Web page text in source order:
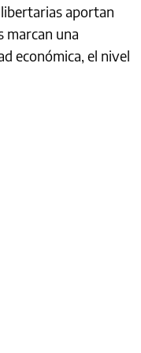
aportan
marcan una
económica, el nivel